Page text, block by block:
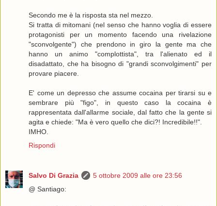
Secondo me è la risposta sta nel mezzo.
Si tratta di mitomani (nel senso che hanno voglia di essere
protagonisti per un momento facendo una rivelazione
"sconvolgente") che prendono in giro la gente ma che
hanno un animo "complottista", tra l'alienato ed il
disadattato, che ha bisogno di "grandi sconvolgimenti" per
provare piacere.
E' come un depresso che assume cocaina per tirarsi su e
sembrare più "figo", in questo caso la cocaina è
rappresentata dall'allarme sociale, dal fatto che la gente si
agita e chiede: "Ma è vero quello che dici?! Incredibile!!".
IMHO.
Rispondi
Salvo Di Grazia
5 ottobre 2009 alle ore 23:56
@ Santiago: